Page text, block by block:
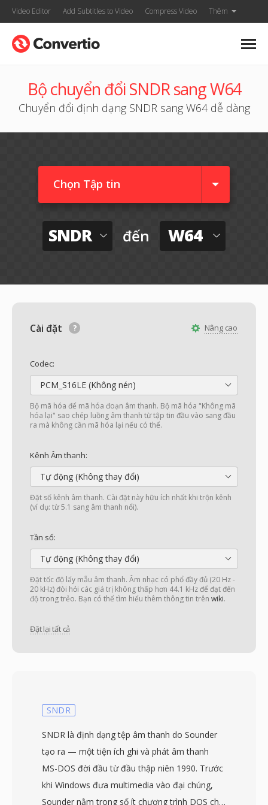
Video Editor Add Subtitles to Video Compress Video Thêm
Bộ chuyển đổi SNDR sang W64
Chuyển đổi định dạng SNDR sang W64 dễ dàng
Chọn Tập tin
SNDR đến W64
Nâng cao
Cài đặt
Codec:
PCM_S16LE (Không nén)
Bộ mã hóa để mã hóa đoạn âm thanh. Bộ mã hóa "Không mã
hóa lại" sao chép luồng âm thanh từ tập tin đầu vào sang đầu
ra mà không cần mã hóa lại nếu có thể.
Kênh Âm thanh:
Tự động (Không thay đổi)
Đặt số kênh âm thanh. Cài đặt này hữu ích nhất khi trộn kênh
(ví dụ: từ 5.1 sang âm thanh nổi).
Tần số:
Tự động (Không thay đổi)
Đặt tốc độ lấy mẫu âm thanh. Âm nhạc có phổ đầy đủ (20 Hz -
20 kHz) đòi hỏi các giá trị không thấp hơn 44.1 kHz để đạt đến
độ trong trẻo. Bạn có thể tìm hiểu thêm thông tin trên wiki.
Đặt lại tất cả
SNDR
SNDR là định dạng tệp âm thanh do Sounder
tạo ra — một tiện ích ghi và phát âm thanh
MS-DOS đời đầu từ đầu thập niên 1990. Trước
khi Windows đưa multimedia vào đại chúng,
Sounder nằm trong số ít chương trình DOS cho